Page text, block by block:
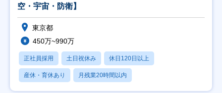
空・宇宙・防衛】
東京都
450万~990万
正社員採用 土日祝休み 休日120日以上
産休・育休あり 月残業20時間以内